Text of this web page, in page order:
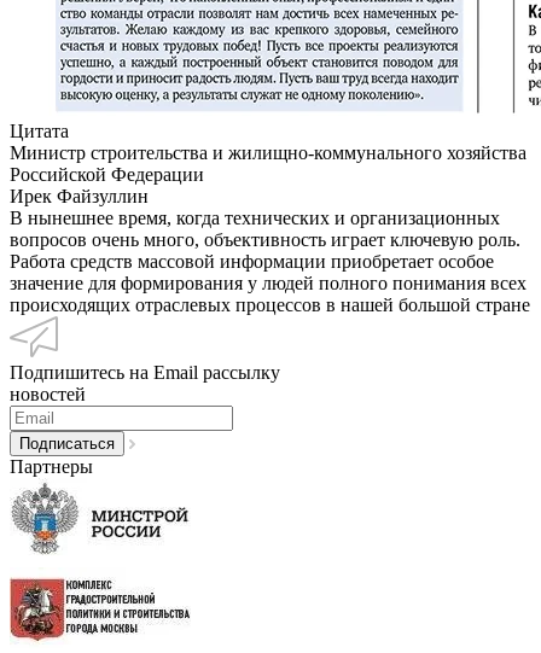
Цитата
Министр строительства и жилищно-коммунального хозяйства
Российской Федерации
Ирек Файзуллин
В нынешнее время, когда технических и организационных
вопросов очень много, объективность играет ключевую роль.
Работа средств массовой информации приобретает особое
значение для формирования у людей полного понимания всех
происходящих отраслевых процессов в нашей большой стране
Подпишитесь на Email рассылку
новостей
Партнеры